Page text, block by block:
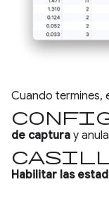
Cuando termines,
de captura y
Habilitar las